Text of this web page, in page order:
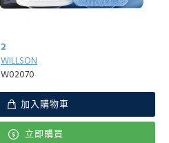
2
WILLSON
W02070
加入購物車
立即購買